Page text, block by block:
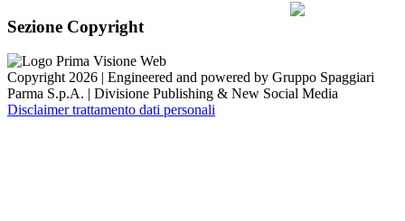
Sezione Copyright
Copyright 2026 | Engineered and powered by Gruppo Spaggiari
Parma S.p.A. | Divisione Publishing & New Social Media
Disclaimer trattamento dati personali